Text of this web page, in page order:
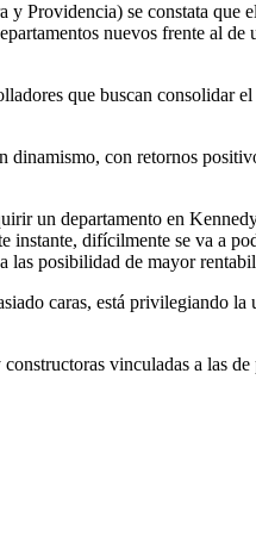
Providencia) se constata que
nuevos frente al de
que buscan consolidar
con retornos
un departamento en
difícilmente se va a
las posibilidad de mayor
caras, está privilegiando
vinculadas a las